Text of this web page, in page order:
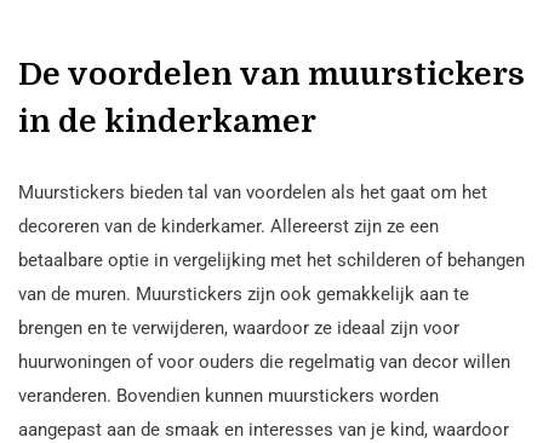
De voordelen van muurstickers
in de kinderkamer
Muurstickers bieden tal van voordelen als het gaat om het
decoreren van de kinderkamer. Allereerst zijn ze een
betaalbare optie in vergelijking met het schilderen of behangen
van de muren. Muurstickers zijn ook gemakkelijk aan te
brengen en te verwijderen, waardoor ze ideaal zijn voor
huurwoningen of voor ouders die regelmatig van decor willen
veranderen. Bovendien kunnen muurstickers worden
aangepast aan de smaak en interesses van je kind, waardoor